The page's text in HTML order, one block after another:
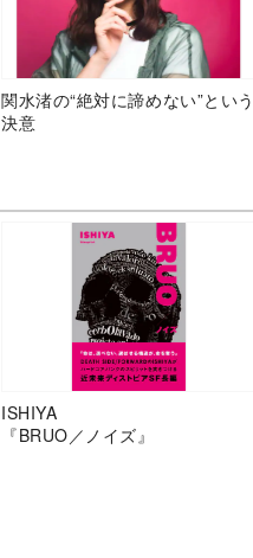
関水渚の“絶対に諦めない”という
決意
ISHIYA
『BRUO／ノイズ』